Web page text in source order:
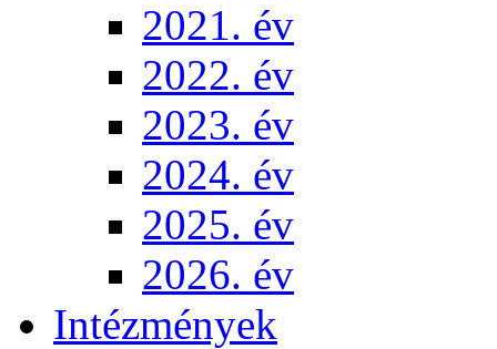
2021. év
2022. év
2023. év
2024. év
2025. év
2026. év
Intézmények